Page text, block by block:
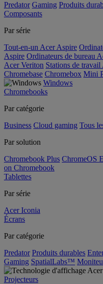
Predator Gaming Produits
Composants
Par série
Tout-en-un Acer Aspire
Aspire Ordinateurs de bureau
Acer Veriton Stations de
Chromebase Chromebox Mini
Windows
Chromebooks
Par catégorie
Business Cloud gaming Tous
Par solution
Chromebook Plus ChromeOS
on Chromebook
Tablettes
Par série
Acer Iconia
Écrans
Par catégorie
Predator Produits durables
Gaming SpatialLabs™
Projecteurs